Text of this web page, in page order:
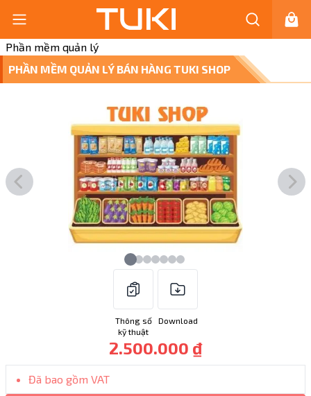
Phần mềm quản lý
PHẦN MỀM QUẢN LÝ BÁN HÀNG TUKI SHOP
Thông số
kỹ thuật
Download
2.500.000 ₫
Đã bao gồm VAT